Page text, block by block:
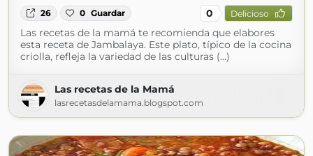
26 0 Guardar 0 Delicioso
Las recetas de la mamá te recomienda que elabores
esta receta de Jambalaya. Este plato, típico de la cocina
criolla, refleja la variedad de las culturas (...)
Las recetas de la Mamá
lasrecetasdelamama.blogspot.com